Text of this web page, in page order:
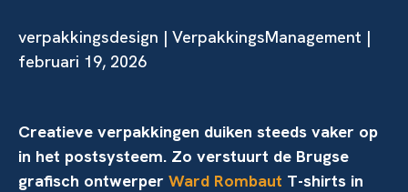
verpakkingsdesign | VerpakkingsManagement |
februari 19, 2026
Creatieve verpakkingen duiken steeds vaker op
in het postsysteem. Zo verstuurt de Brugse
grafisch ontwerper Ward Rombaut T-shirts in